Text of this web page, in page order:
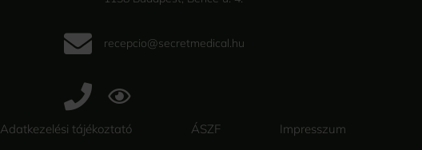
recepcio@secretmedical.hu
Adatkezelési tájékoztató ÁSZF Impresszum